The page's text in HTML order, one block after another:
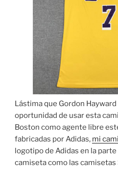
Lástima que Gordon
oportunidad de usar esta
Boston como agente libre
fabricadas por Adidas, mi
logotipo de Adidas en la
camiseta como las